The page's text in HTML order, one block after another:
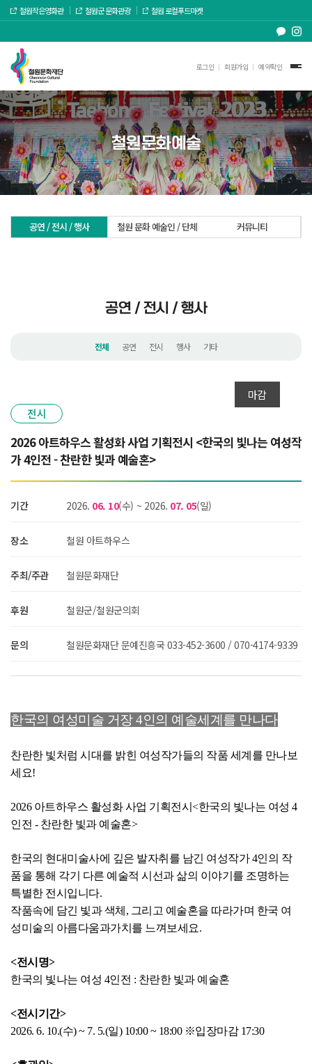
철원작은영화관 철원군 문화관광 철원 로컬푸드마켓
로그인 회원가입 예약확인
철원문화예술
공연 / 전시 / 행사 철원 문화 예술인 / 단체 커뮤니티
공연 / 전시 / 행사
전체 공연 전시 행사 기타
마감
전시
2026 아트하우스 활성화 사업 기획전시 <한국의 빛나는 여성작
가 4인전 - 찬란한 빛과 예술혼>
기간 2026. 06. 10(수) ~ 2026. 07. 05(일)
장소 철원 아트하우스
주최/주관 철원문화재단
후원 철원군/철원군의회
문의 철원문화재단 문예진흥국 033-452-3600 / 070-4174-9339
한국의 여성미술 거장 4인의 예술세계를 만나다
찬란한 빛처럼 시대를 밝힌 여성작가들의 작품 세계를 만나보
세요!
2026 아트하우스 활성화 사업 기획전시<한국의 빛나는 여성 4
인전 - 찬란한 빛과 예술혼>
한국의 현대미술사에 깊은 발자취를 남긴 여성작가 4인의 작
품을 통해 각기 다른 예술적 시선과 삶의 이야기를 조명하는
특별한 전시입니다.
작품속에 담긴 빛과 색체, 그리고 예술혼을 따라가며 한국 여
성미술의 아름다움과가치를 느껴보세요.
<전시명>
한국의 빛나는 여성 4인전 : 찬란한 빛과 예술혼
<전시기간>
2026. 6. 10.(수) ~ 7. 5.(일) 10:00 ~ 18:00 ※입장마감 17:30